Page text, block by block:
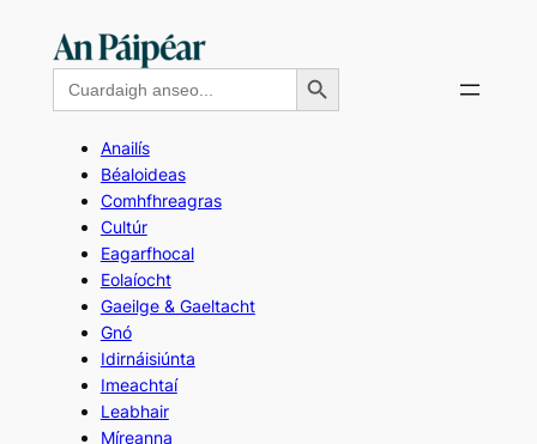
contentSearch
for:
Search Button
Anailís
Béaloideas
Comhfhreagras
Cultúr
Eagarfhocal
Eolaíocht
Gaeilge & Gaeltacht
Gnó
Idirnáisiúnta
Imeachtaí
Leabhair
Míreanna